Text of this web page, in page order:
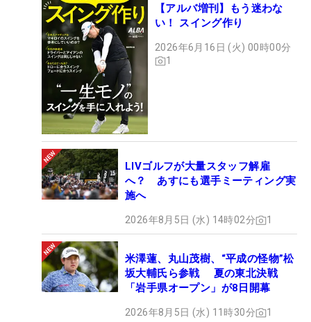
【アルバ増刊】もう迷わな
い！ スイング作り
2026年6月16日 (火) 00時00分
1
LIVゴルフが大量スタッフ解雇
へ？ あすにも選手ミーティング実
施へ
2026年8月5日 (水) 14時02分 1
米澤蓮、丸山茂樹、“平成の怪物”松
坂大輔氏ら参戦 夏の東北決戦
「岩手県オープン」が8日開幕
2026年8月5日 (水) 11時30分 1